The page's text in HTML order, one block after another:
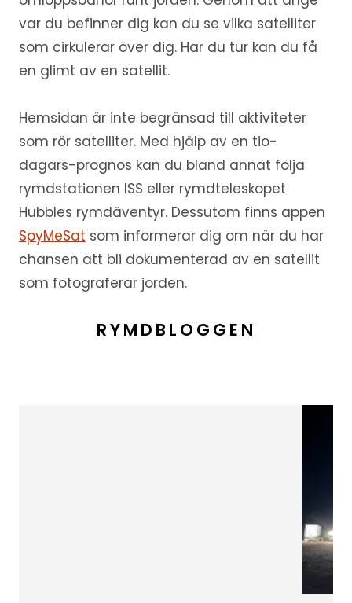
var du befinner dig kan du se vilka satelliter
som cirkulerar över dig. Har du tur kan du få
en glimt av en satellit.
Hemsidan är inte begränsad till aktiviteter
som rör satelliter. Med hjälp av en tio-
dagars-prognos kan du bland annat följa
rymdstationen ISS eller rymdteleskopet
Hubbles rymdäventyr. Dessutom finns appen
SpyMeSat som informerar dig om när du har
chansen att bli dokumenterad av en satellit
som fotograferar jorden.
RYMDBLOGGEN